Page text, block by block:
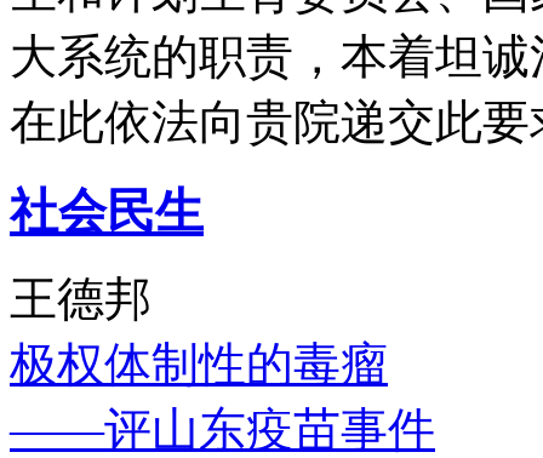
大系统的职责，本着坦
在此依法向贵院递交此要
社会民生
王德邦
极权体制性的毒瘤
——评山东疫苗事件